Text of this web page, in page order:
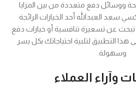
ووسائل دفع متعددة من بين المزايا
سعد العبدالله أحد الخيارات الرائجة
عن تسعيرة تنافسية أو خيارات دفع
هذا التطبيق لتلبية احتياجاتك بكل يسر
وسهولة.
وآراء العملاء